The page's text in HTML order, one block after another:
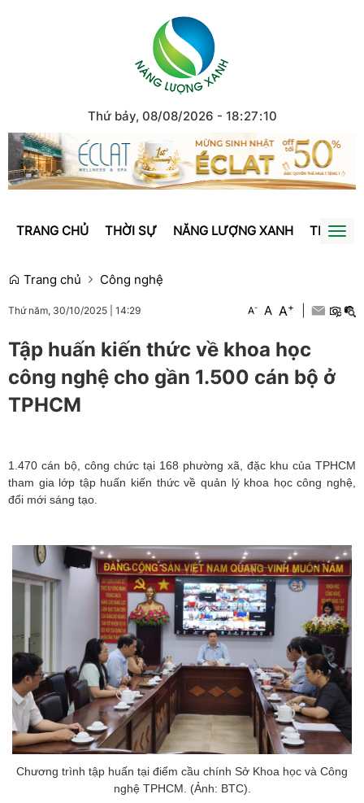
Thứ bảy, 08/08/2026 - 18:27:10
TRANG CHỦ THỜI SỰ NĂNG LƯỢNG XANH TRÁI
Trang chủ
Công nghệ
Thứ năm, 30/10/2025 14:29 A- A A+
Tập huấn kiến thức về khoa học
công nghệ cho gần 1.500 cán bộ ở
TPHCM
1.470 cán bộ, công chức tại 168 phường xã, đặc khu của TPHCM
tham gia lớp tập huấn kiến thức về quản lý khoa học công nghệ,
đổi mới sáng tạo.
Chương trình tập huấn tại điểm cầu chính Sở Khoa học và Công
nghệ TPHCM. (Ảnh: BTC).